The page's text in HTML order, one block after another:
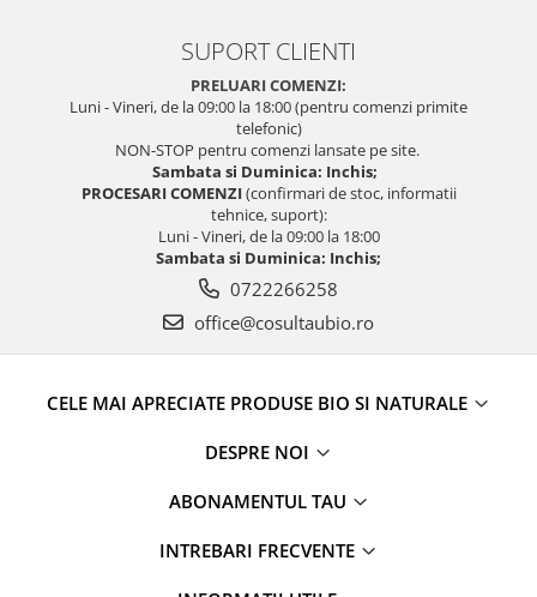
SUPORT CLIENTI
PRELUARI COMENZI:
Luni - Vineri, de la 09:00 la 18:00 (pentru comenzi primite
telefonic)
NON-STOP pentru comenzi lansate pe site.
Sambata si Duminica: Inchis;
PROCESARI COMENZI(confirmari de stoc, informatii
tehnice, suport):
Luni - Vineri, de la 09:00 la 18:00
Sambata si Duminica: Inchis;
0722266258
office@cosultaubio.ro
CELE MAI APRECIATE PRODUSE BIO SI NATURALE
DESPRE NOI
ABONAMENTUL TAU
INTREBARI FRECVENTE